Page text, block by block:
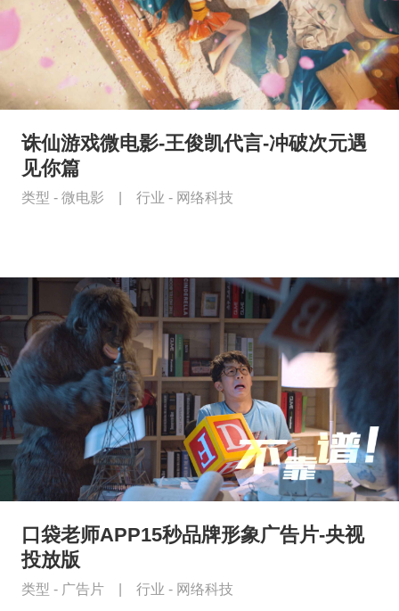
诛仙游戏微电影-王俊凯代言-冲破次元遇
见你篇
类型 - 微电影 行业 - 网络科技
口袋老师APP15秒品牌形象广告片-央视
投放版
类型 - 广告片 行业 - 网络科技